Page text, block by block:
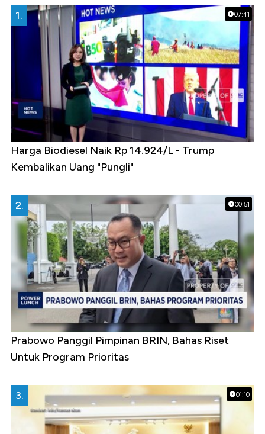
07:41
1.
Harga Biodiesel Naik Rp 14.924/L - Trump
Kembalikan Uang "Pungli"
00:51
2.
Prabowo Panggil Pimpinan BRIN, Bahas Riset
Untuk Program Prioritas
01:10
3.